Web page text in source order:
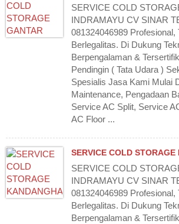
SERVICE COLD
INDRAMAYU CV SINAR
081324046989 Profesional,
Berlegalitas. Di Dukung
Berpengalaman &
Pendingin ( Tata Udara )
Spesialis Jasa Kami Mulai
Maintenance, Pengadaan
Service AC Split, Service
AC Floor ...
SERVICE COLD
SERVICE COLD
INDRAMAYU CV SINAR
081324046989 Profesional,
Berlegalitas. Di Dukung
Berpengalaman &